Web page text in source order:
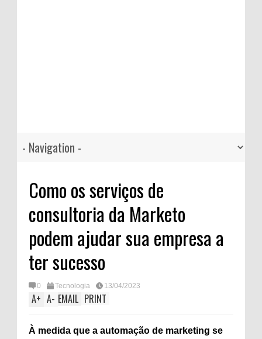
Como os serviços de
consultoria da Marketo
podem ajudar sua empresa a
ter sucesso
0 Tecnologia 13/04/2023
A+ A- EMAIL PRINT
À medida que a automação de marketing se